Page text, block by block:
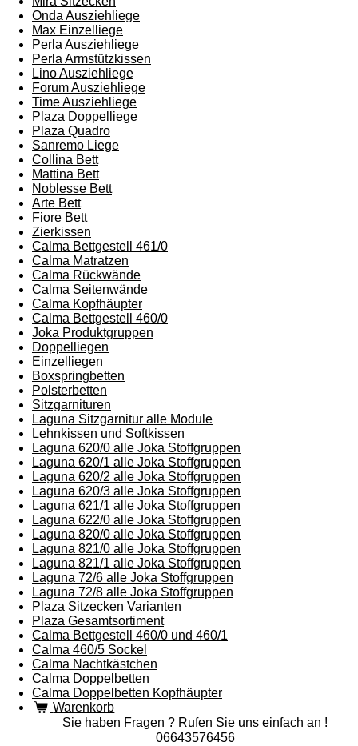
Onda Ausziehliege
Max Einzelliege
Perla Ausziehliege
Perla Armstützkissen
Lino Ausziehliege
Forum Ausziehliege
Time Ausziehliege
Plaza Doppelliege
Plaza Quadro
Sanremo Liege
Collina Bett
Mattina Bett
Noblesse Bett
Arte Bett
Fiore Bett
Zierkissen
Calma Bettgestell 461/0
Calma Matratzen
Calma Rückwände
Calma Seitenwände
Calma Kopfhäupter
Calma Bettgestell 460/0
Joka Produktgruppen
Doppelliegen
Einzelliegen
Boxspringbetten
Polsterbetten
Sitzgarnituren
Laguna Sitzgarnitur alle Module
Lehnkissen und Softkissen
Laguna 620/0 alle Joka Stoffgruppen
Laguna 620/1 alle Joka Stoffgruppen
Laguna 620/2 alle Joka Stoffgruppen
Laguna 620/3 alle Joka Stoffgruppen
Laguna 621/1 alle Joka Stoffgruppen
Laguna 622/0 alle Joka Stoffgruppen
Laguna 820/0 alle Joka Stoffgruppen
Laguna 821/0 alle Joka Stoffgruppen
Laguna 821/1 alle Joka Stoffgruppen
Laguna 72/6 alle Joka Stoffgruppen
Laguna 72/8 alle Joka Stoffgruppen
Plaza Sitzecken Varianten
Plaza Gesamtsortiment
Calma Bettgestell 460/0 und 460/1
Calma 460/5 Sockel
Calma Nachtkästchen
Calma Doppelbetten
Calma Doppelbetten Kopfhäupter
Warenkorb
Sie haben Fragen ? Rufen Sie uns einfach an !
06643576456